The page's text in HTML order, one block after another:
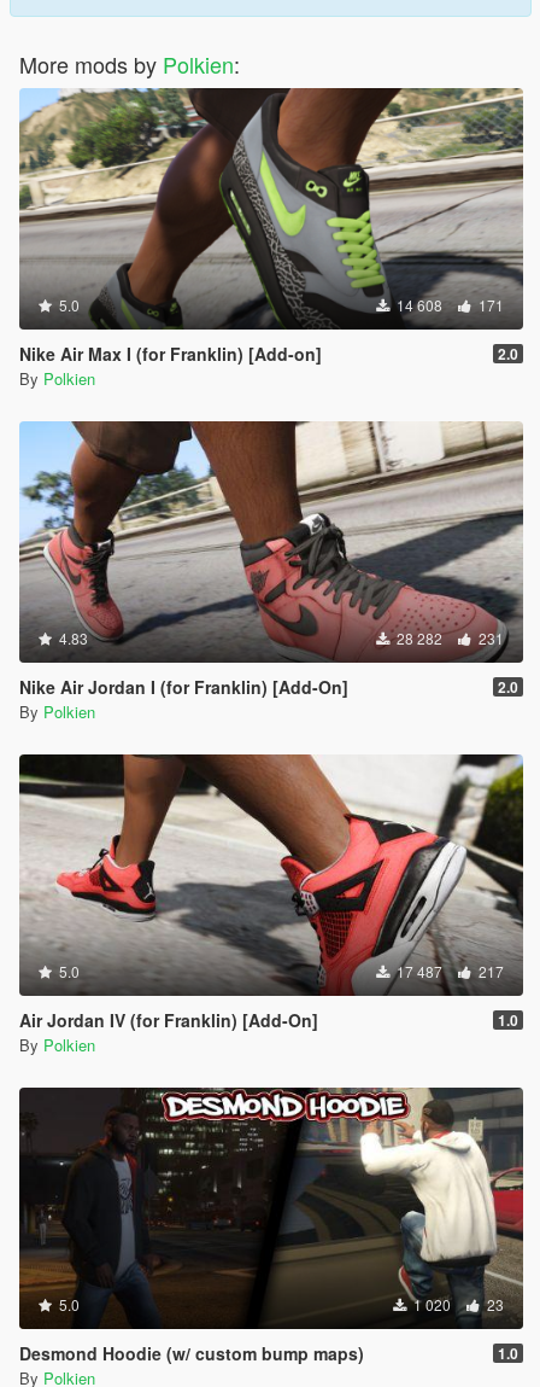
More mods by Polkien:
5.0 14 608 171
Nike Air Max I (for Franklin) [Add-on] 2.0
By Polkien
4.83 28 282 231
Nike Air Jordan I (for Franklin) [Add-On] 2.0
By Polkien
5.0 17 487 217
Air Jordan IV (for Franklin) [Add-On] 1.0
By Polkien
5.0 1 020 23
Desmond Hoodie (w/ custom bump maps) 1.0
By Polkien